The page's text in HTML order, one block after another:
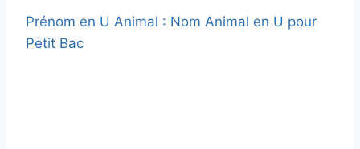
Prénom en U Animal : Nom Animal en U pour
Petit Bac